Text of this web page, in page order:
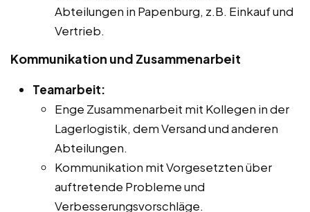
Abteilungen in Papenburg, z.B. Einkauf und
Vertrieb.
Kommunikation und Zusammenarbeit
Teamarbeit:
Enge Zusammenarbeit mit Kollegen in der
Lagerlogistik, dem Versand und anderen
Abteilungen.
Kommunikation mit Vorgesetzten über
auftretende Probleme und
Verbesserungsvorschläge.